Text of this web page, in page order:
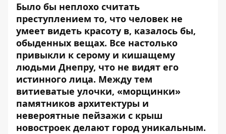
Было бы неплохо считать
преступлением то, что человек не
умеет видеть красоту в, казалось бы,
обыденных вещах. Все настолько
привыкли к серому и кишащему
людьми Днепру, что не видят его
истинного лица. Между тем
витиеватые улочки, «морщинки»
памятников архитектуры и
невероятные пейзажи с крыш
новостроек делают город уникальным.